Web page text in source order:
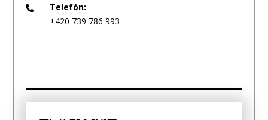
Telefón:
+420 739 786 993